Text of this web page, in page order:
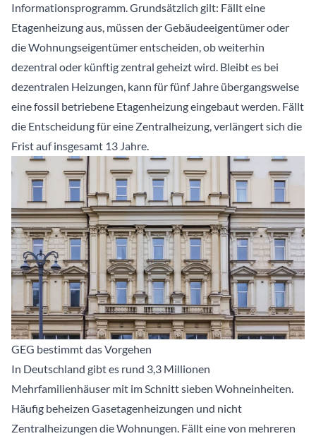
Informationsprogramm. Grundsätzlich gilt: Fällt eine
Etagenheizung aus, müssen der Gebäudeeigentümer oder
die Wohnungseigentümer entscheiden, ob weiterhin
dezentral oder künftig zentral geheizt wird. Bleibt es bei
dezentralen Heizungen, kann für fünf Jahre übergangsweise
eine fossil betriebene Etagenheizung eingebaut werden. Fällt
die Entscheidung für eine Zentralheizung, verlängert sich die
Frist auf insgesamt 13 Jahre.
GEG bestimmt das Vorgehen
In Deutschland gibt es rund 3,3 Millionen
Mehrfamilienhäuser mit im Schnitt sieben Wohneinheiten.
Häufig beheizen Gasetagenheizungen und nicht
Zentralheizungen die Wohnungen. Fällt eine von mehreren